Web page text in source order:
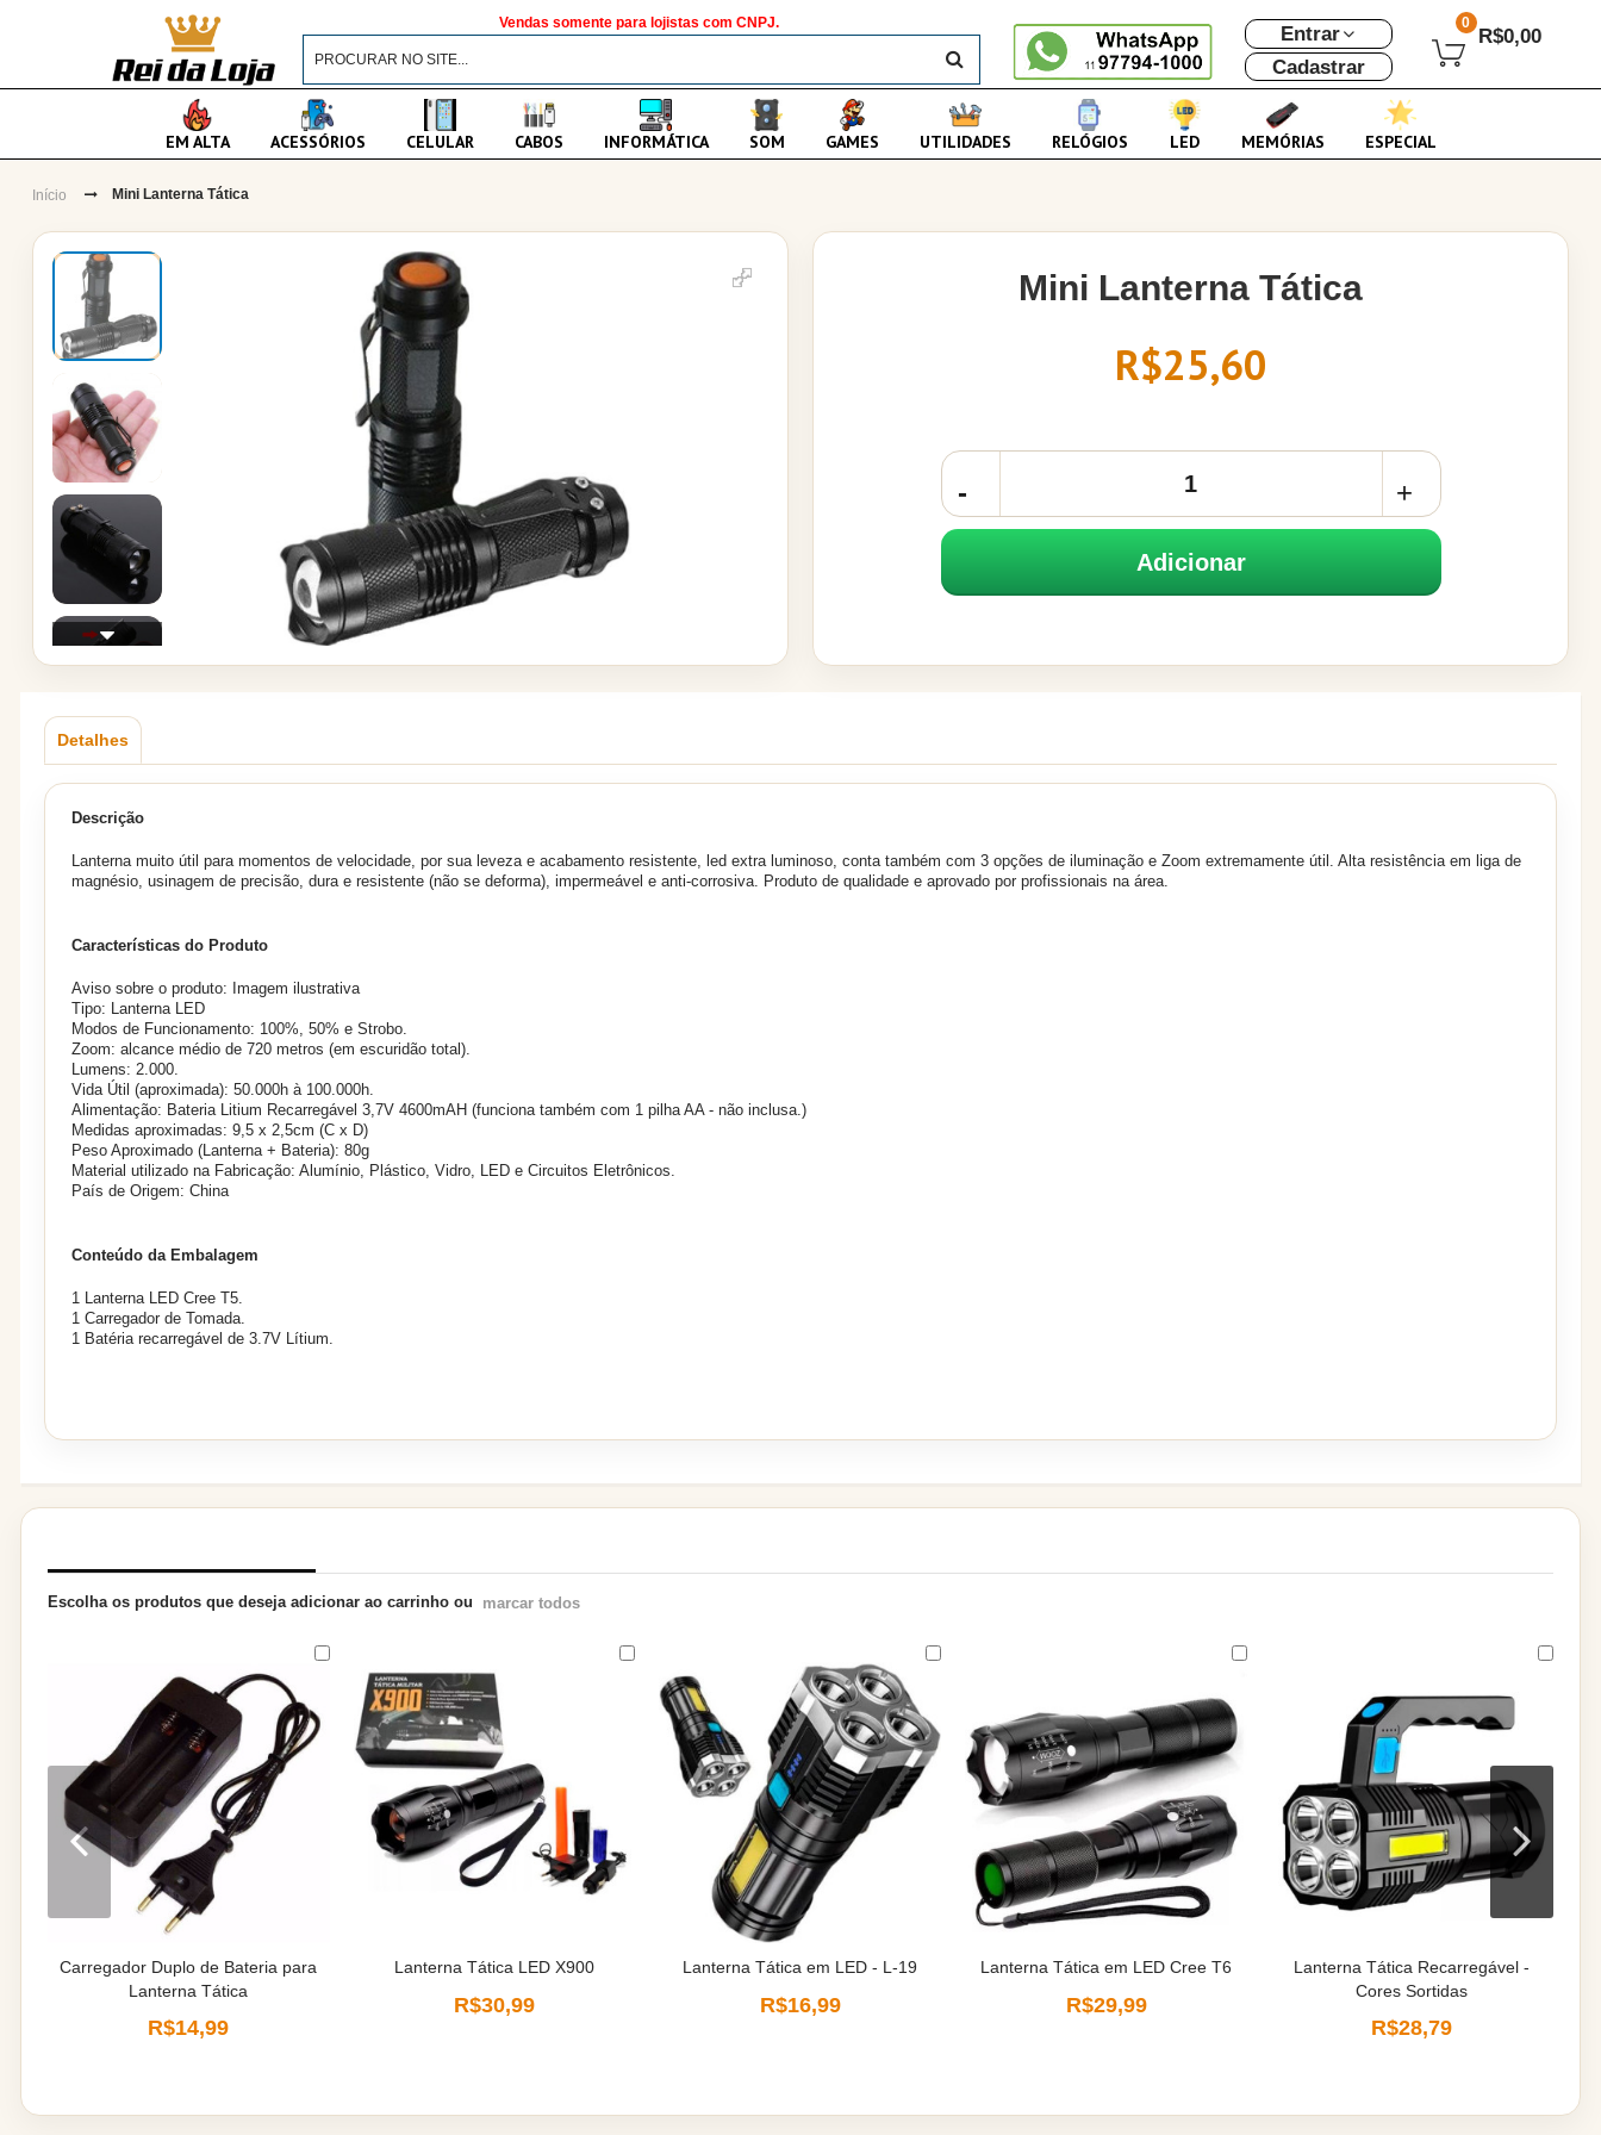
Vendas somente para lojistas com CNPJ.
BUSCAR
Entrar
Cadastrar
0
R$0,00
EM ALTA ACESSÓRIOS CELULAR CABOS INFORMÁTICA SOM GAMES UTILIDADES RELÓGIOS LED MEMÓRIAS ESPECIAL
Início Mini Lanterna Tática
Mini Lanterna Tática
R$25,60
Adicionar
Detalhes
Descrição
Lanterna muito útil para momentos de velocidade, por sua leveza e acabamento resistente, led extra luminoso, conta também com 3 opções de iluminação e Zoom extremamente útil. Alta resistência em liga de
magnésio, usinagem de precisão, dura e resistente (não se deforma), impermeável e anti-corrosiva. Produto de qualidade e aprovado por profissionais na área.
Características do Produto
Aviso sobre o produto: Imagem ilustrativa
Tipo: Lanterna LED
Modos de Funcionamento: 100%, 50% e Strobo.
Zoom: alcance médio de 720 metros (em escuridão total).
Lumens: 2.000.
Vida Útil (aproximada): 50.000h à 100.000h.
Alimentação: Bateria Litium Recarregável 3,7V 4600mAH (funciona também com 1 pilha AA - não inclusa.)
Medidas aproximadas: 9,5 x 2,5cm (C x D)
Peso Aproximado (Lanterna + Bateria): 80g
Material utilizado na Fabricação: Alumínio, Plástico, Vidro, LED e Circuitos Eletrônicos.
País de Origem: China
Conteúdo da Embalagem
1 Lanterna LED Cree T5.
1 Carregador de Tomada.
1 Batéria recarregável de 3.7V Lítium.
Escolha os produtos que deseja adicionar ao carrinho ou marcar todos
Carregador Duplo de Bateria para
Lanterna Tática
R$14,99
Lanterna Tática LED X900
R$30,99
Lanterna Tática em LED - L-19
R$16,99
Lanterna Tática em LED Cree T6
R$29,99
Lanterna Tática Recarregável -
Cores Sortidas
R$28,79